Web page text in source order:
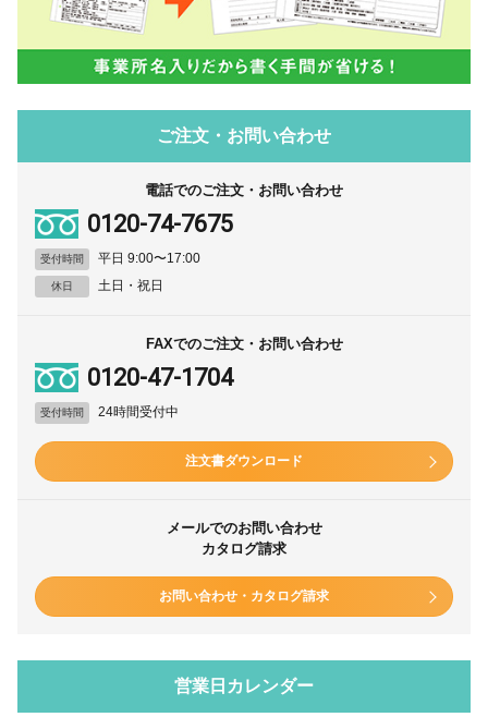
ご注文・お問い合わせ
電話でのご注文・お問い合わせ
0120-74-7675
受付時間 平日 9:00〜17:00
休日 土日・祝日
FAXでのご注文・お問い合わせ
0120-47-1704
受付時間 24時間受付中
注文書ダウンロード
メールでのお問い合わせ
カタログ請求
お問い合わせ・カタログ請求
営業日カレンダー